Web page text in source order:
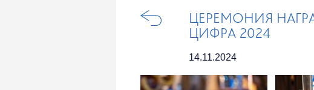
ЦЕРЕМОНИЯ
ЦИФРА 2024
14.11.2024